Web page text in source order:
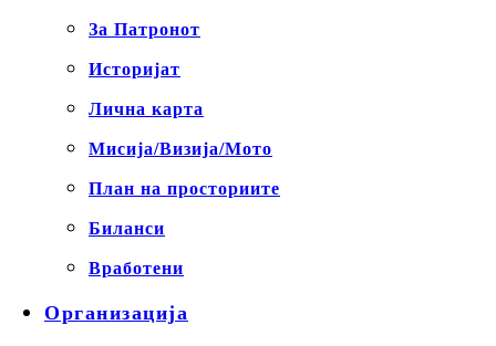
За Патронот
Историјат
Лична карта
Мисија/Визија/Мото
План на просториите
Биланси
Вработени
Организација